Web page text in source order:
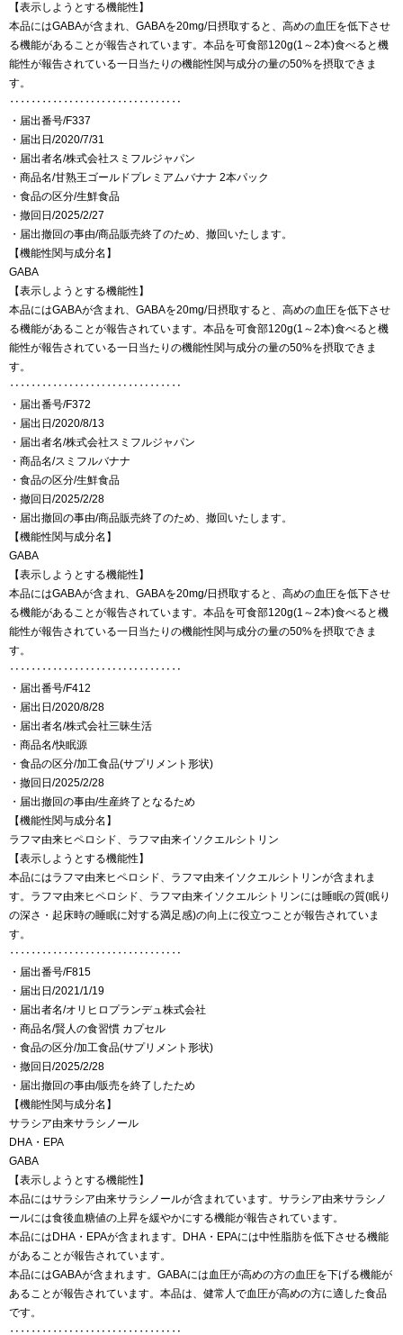
【表示しようとする機能性】
本品にはGABAが含まれ、GABAを20mg/日摂取すると、高めの血圧を低下させ
る機能があることが報告されています。本品を可食部120g(1～2本)食べると機
能性が報告されている一日当たりの機能性関与成分の量の50%を摂取できま
す。
‥‥‥‥‥‥‥‥‥‥‥‥‥‥‥‥
・届出番号/F337
・届出日/2020/7/31
・届出者名/株式会社スミフルジャパン
・商品名/甘熟王ゴールドプレミアムバナナ 2本パック
・食品の区分/生鮮食品
・撤回日/2025/2/27
・届出撤回の事由/商品販売終了のため、撤回いたします。
【機能性関与成分名】
GABA
【表示しようとする機能性】
本品にはGABAが含まれ、GABAを20mg/日摂取すると、高めの血圧を低下させ
る機能があることが報告されています。本品を可食部120g(1～2本)食べると機
能性が報告されている一日当たりの機能性関与成分の量の50%を摂取できま
す。
‥‥‥‥‥‥‥‥‥‥‥‥‥‥‥‥
・届出番号/F372
・届出日/2020/8/13
・届出者名/株式会社スミフルジャパン
・商品名/スミフルバナナ
・食品の区分/生鮮食品
・撤回日/2025/2/28
・届出撤回の事由/商品販売終了のため、撤回いたします。
【機能性関与成分名】
GABA
【表示しようとする機能性】
本品にはGABAが含まれ、GABAを20mg/日摂取すると、高めの血圧を低下させ
る機能があることが報告されています。本品を可食部120g(1～2本)食べると機
能性が報告されている一日当たりの機能性関与成分の量の50%を摂取できま
す。
‥‥‥‥‥‥‥‥‥‥‥‥‥‥‥‥
・届出番号/F412
・届出日/2020/8/28
・届出者名/株式会社三昧生活
・商品名/快眠源
・食品の区分/加工食品(サプリメント形状)
・撤回日/2025/2/28
・届出撤回の事由/生産終了となるため
【機能性関与成分名】
ラフマ由来ヒペロシド、ラフマ由来イソクエルシトリン
【表示しようとする機能性】
本品にはラフマ由来ヒペロシド、ラフマ由来イソクエルシトリンが含まれま
す。ラフマ由来ヒペロシド、ラフマ由来イソクエルシトリンには睡眠の質(眠り
の深さ・起床時の睡眠に対する満足感)の向上に役立つことが報告されていま
す。
‥‥‥‥‥‥‥‥‥‥‥‥‥‥‥‥
・届出番号/F815
・届出日/2021/1/19
・届出者名/オリヒロプランデュ株式会社
・商品名/賢人の食習慣 カプセル
・食品の区分/加工食品(サプリメント形状)
・撤回日/2025/2/28
・届出撤回の事由/販売を終了したため
【機能性関与成分名】
サラシア由来サラシノール
DHA・EPA
GABA
【表示しようとする機能性】
本品にはサラシア由来サラシノールが含まれています。サラシア由来サラシノ
ールには食後血糖値の上昇を緩やかにする機能が報告されています。
本品にはDHA・EPAが含まれます。DHA・EPAには中性脂肪を低下させる機能
があることが報告されています。
本品にはGABAが含まれます。GABAには血圧が高めの方の血圧を下げる機能が
あることが報告されています。本品は、健常人で血圧が高めの方に適した食品
です。
‥‥‥‥‥‥‥‥‥‥‥‥‥‥‥‥